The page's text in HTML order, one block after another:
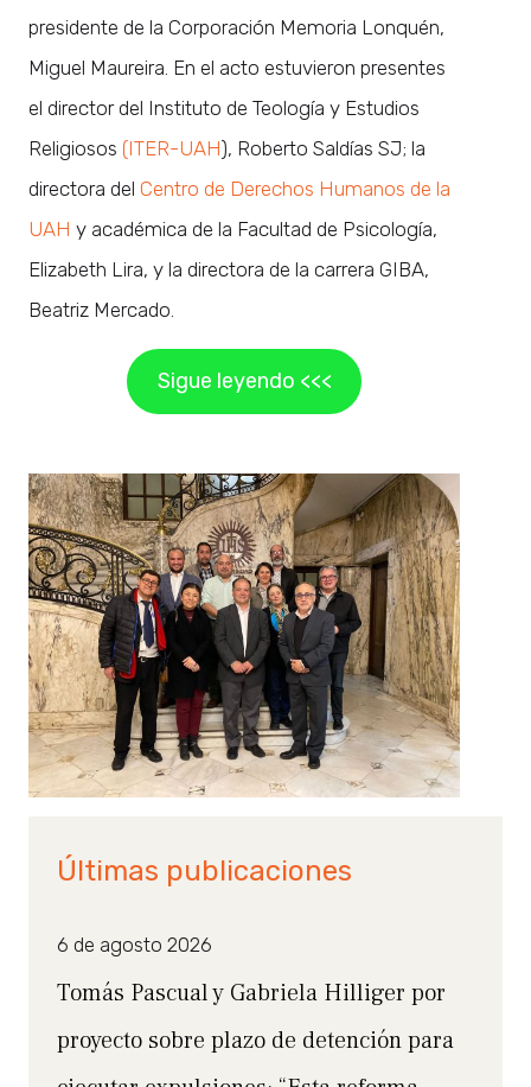
presidente de la Corporación Memoria Lonquén,
Miguel Maureira. En el acto estuvieron presentes
el director del Instituto de Teología y Estudios
Religiosos (ITER-UAH), Roberto Saldías SJ; la
directora del Centro de Derechos Humanos de la
UAH y académica de la Facultad de Psicología,
Elizabeth Lira, y la directora de la carrera GIBA,
Beatriz Mercado.
Sigue leyendo <<<
Últimas publicaciones
6 de agosto 2026
Tomás Pascual y Gabriela Hilliger por
proyecto sobre plazo de detención para